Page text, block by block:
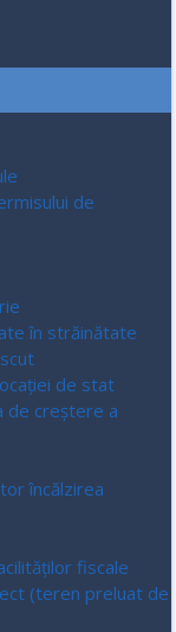
de
în străinătate
de stat
de creștere a
încălzirea
fiscale
(teren preluat de